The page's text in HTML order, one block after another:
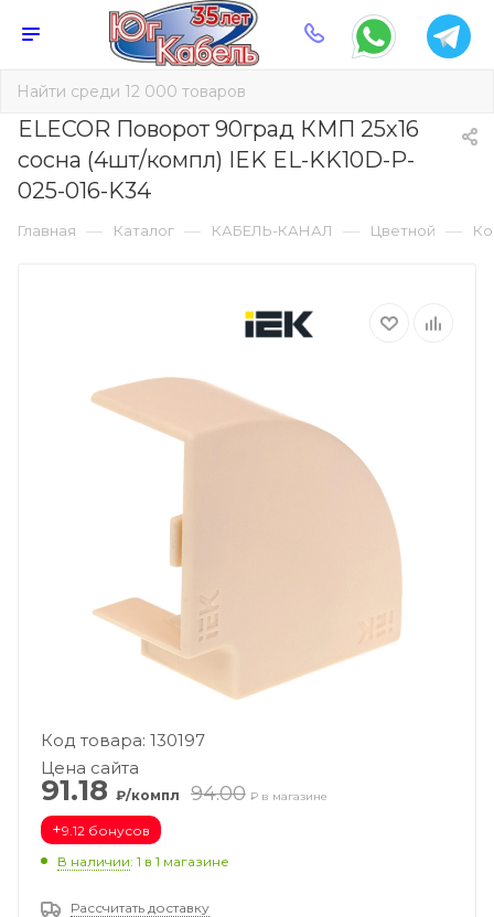
ELECOR Поворот 90град КМП 25х16
сосна (4шт/компл) IEK EL-KK10D-P-
025-016-K34
Главная — Каталог — КАБЕЛЬ-КАНАЛ — Цветной —
Код товара: 130197
Цена сайта
91.18 ₽/компл 94.00 ₽ в магазине
+9.12 бонусов
В наличии: 1 в 1 магазине
Рассчитать доставку